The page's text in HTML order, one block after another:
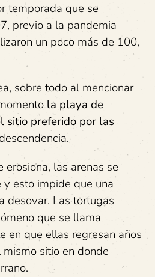
temporada que se
previo a la pandemia
un poco más de 100,
sobre todo al mencionar
la playa de
sitio preferido por las
erosiona, las arenas se
esto impide que una
desovar. Las tortugas
que se llama
en que ellas regresan años
sitio en donde